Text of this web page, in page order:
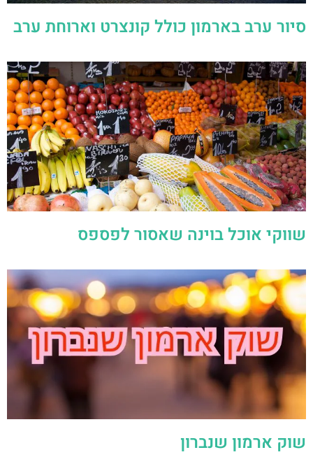
סיור ערב בארמון כולל קונצרט וארוחת ערב
שווקי אוכל בוינה שאסור לפספס
שוק ארמון שנברון